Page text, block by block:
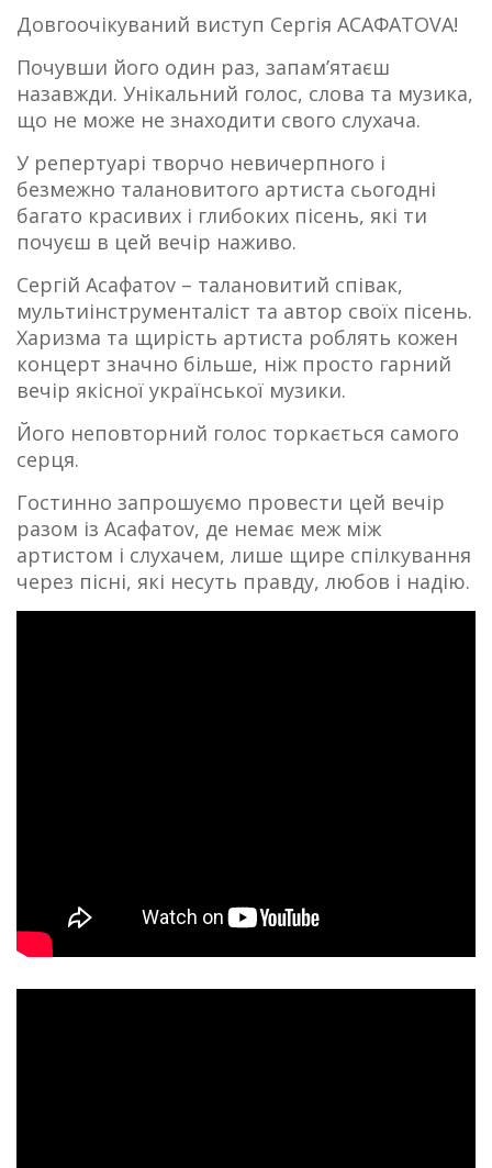
Довгоочікуваний виступ Сергія АСАФАТОVА!
Почувши його один раз, запам’ятаєш
назавжди. Унікальний голос, слова та музика,
що не може не знаходити свого слухача.
У репертуарі творчо невичерпного і
безмежно талановитого артиста сьогодні
багато красивих і глибоких пісень, які ти
почуєш в цей вечір наживо.
Сергій Асафатоv – талановитий співак,
мультиінструменталіст та автор своїх пісень.
Харизма та щирість артиста роблять кожен
концерт значно більше, ніж просто гарний
вечір якісної української музики.
Його неповторний голос торкається самого
серця.
Гостинно запрошуємо провести цей вечір
разом із Асафатоv, де немає меж між
артистом і слухачем, лише щире спілкування
через пісні, які несуть правду, любов і надію.